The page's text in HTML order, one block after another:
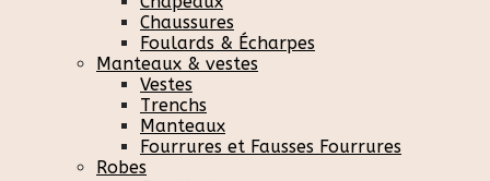
Chaussures
Foulards & Écharpes
Manteaux & vestes
Vestes
Trenchs
Manteaux
Fourrures et Fausses Fourrures
Robes